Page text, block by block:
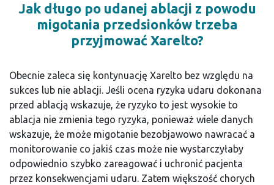
Jak długo po udanej ablacji z powodu
migotania przedsionków trzeba
przyjmować Xarelto?
Obecnie zaleca się kontynuację Xarelto bez względu na
sukces lub nie ablacji. Jeśli ocena ryzyka udaru dokonana
przed ablacją wskazuje, że ryzyko to jest wysokie to
ablacja nie zmienia tego ryzyka, ponieważ wiele danych
wskazuje, że może migotanie bezobjawowo nawracać a
monitorowanie co jakiś czas może nie wystarczyłaby
odpowiednio szybko zareagować i uchronić pacjenta
przez konsekwencjami udaru. Zatem większość chorych